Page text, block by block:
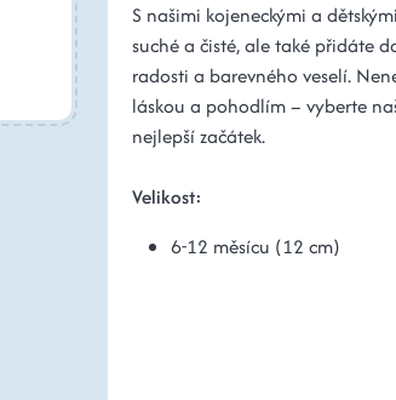
S našimi kojeneckými a
suché a čisté, ale také přidáte
radosti a barevného veselí.
láskou a pohodlím – vyberte
nejlepší začátek.
Velikost:
6-12 měsícu (12 cm)